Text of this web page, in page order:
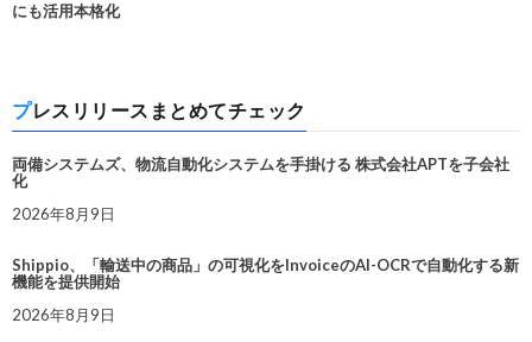
にも活用本格化
プレスリリースまとめてチェック
両備システムズ、物流自動化システムを手掛ける 株式会社APTを子会社
化
2026年8月9日
Shippio、「輸送中の商品」の可視化をInvoiceのAI-OCRで自動化する新
機能を提供開始
2026年8月9日